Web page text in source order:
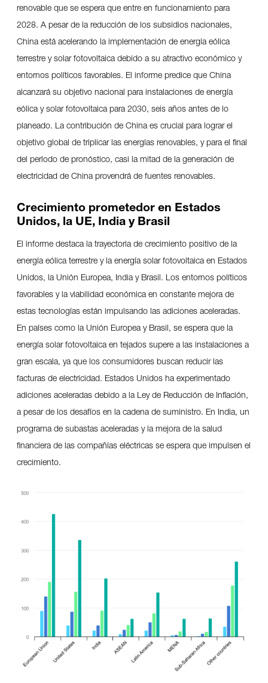
renovable que se espera que entre en funcionamiento para
2028. A pesar de la reducción de los subsidios nacionales,
China está acelerando la implementación de energía eólica
terrestre y solar fotovoltaica debido a su atractivo económico y
entornos políticos favorables. El informe predice que China
alcanzará su objetivo nacional para instalaciones de energía
eólica y solar fotovoltaica para 2030, seis años antes de lo
planeado. La contribución de China es crucial para lograr el
objetivo global de triplicar las energías renovables, y para el final
del período de pronóstico, casi la mitad de la generación de
electricidad de China provendrá de fuentes renovables.
Crecimiento prometedor en Estados
Unidos, la UE, India y Brasil
El informe destaca la trayectoria de crecimiento positivo de la
energía eólica terrestre y la energía solar fotovoltaica en Estados
Unidos, la Unión Europea, India y Brasil. Los entornos políticos
favorables y la viabilidad económica en constante mejora de
estas tecnologías están impulsando las adiciones aceleradas.
En países como la Unión Europea y Brasil, se espera que la
energía solar fotovoltaica en tejados supere a las instalaciones a
gran escala, ya que los consumidores buscan reducir las
facturas de electricidad. Estados Unidos ha experimentado
adiciones aceleradas debido a la Ley de Reducción de Inflación,
a pesar de los desafíos en la cadena de suministro. En India, un
programa de subastas aceleradas y la mejora de la salud
financiera de las compañías eléctricas se espera que impulsen el
crecimiento.